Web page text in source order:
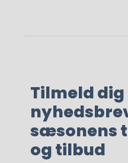
Tilmeld dig
sæsonens
og tilbud